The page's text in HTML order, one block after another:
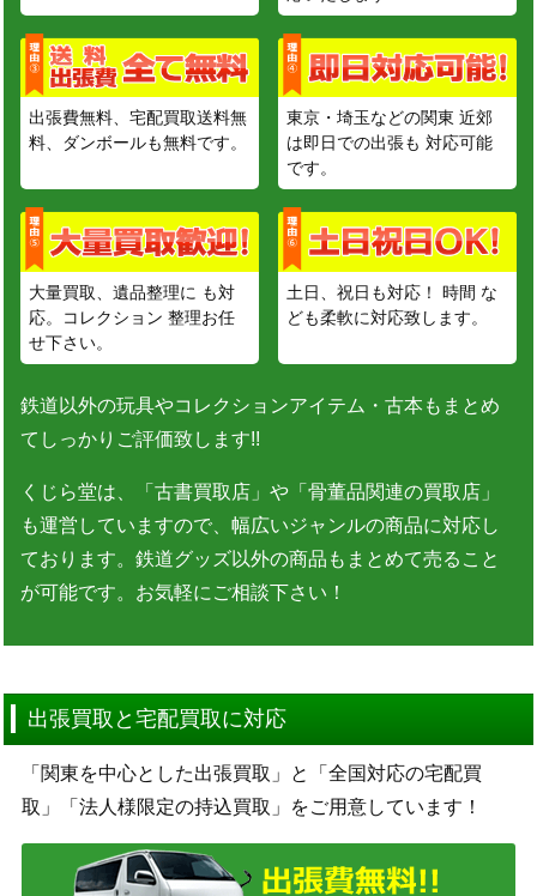
出張費無料、宅配買取送料無
料、ダンボールも無料です。
東京・埼玉などの関東 近郊
は即日での出張も 対応可能
です。
大量買取、遺品整理に も対
応。コレクション 整理お任
せ下さい。
土日、祝日も対応！ 時間 な
ども柔軟に対応致します。
鉄道以外の玩具やコレクションアイテム・古本もまとめ
てしっかりご評価致します!!
くじら堂は、「古書買取店」や「骨董品関連の買取店」
も運営していますので、幅広いジャンルの商品に対応し
ております。鉄道グッズ以外の商品もまとめて売ること
が可能です。お気軽にご相談下さい！
出張買取と宅配買取に対応
「関東を中心とした出張買取」と「全国対応の宅配買
取」「法人様限定の持込買取」をご用意しています！